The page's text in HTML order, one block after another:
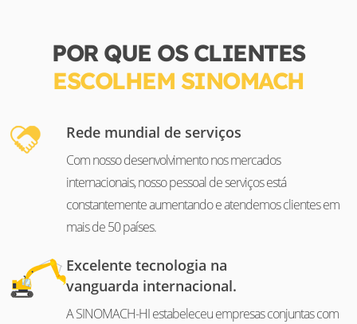
POR QUE OS CLIENTES
ESCOLHEM SINOMACH
Rede mundial de serviços
Com nosso desenvolvimento nos mercados
internacionais, nosso pessoal de serviços está
constantemente aumentando e atendemos clientes em
mais de 50 países.
Excelente tecnologia na
vanguarda internacional.
A SINOMACH-HI estabeleceu empresas conjuntas com